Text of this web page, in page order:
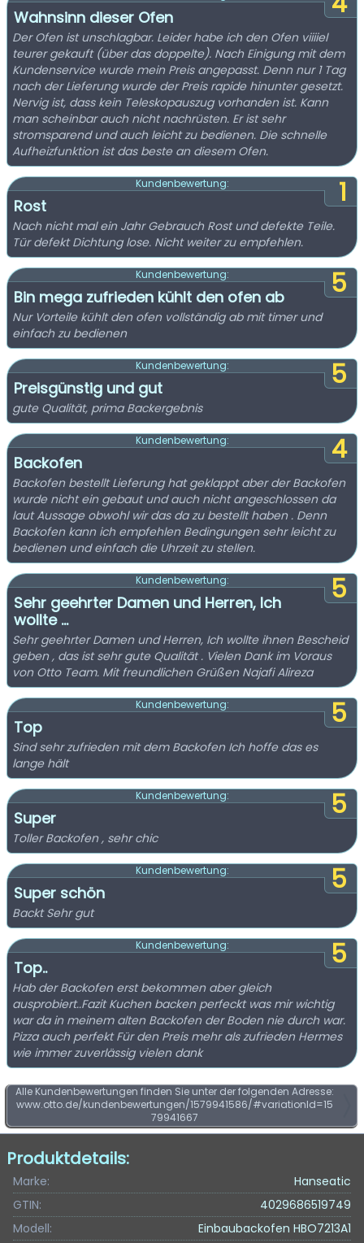
Wahnsinn dieser Ofen
Der Ofen ist unschlagbar. Leider habe ich den Ofen viiiiel
teurer gekauft (über das doppelte). Nach Einigung mit dem
Kundenservice wurde mein Preis angepasst. Denn nur 1 Tag
nach der Lieferung wurde der Preis rapide hinunter gesetzt.
Nervig ist, dass kein Teleskopauszug vorhanden ist. Kann
man scheinbar auch nicht nachrüsten. Er ist sehr
stromsparend und auch leicht zu bedienen. Die schnelle
Aufheizfunktion ist das beste an diesem Ofen.
1
Kundenbewertung:
Rost
Nach nicht mal ein Jahr Gebrauch Rost und defekte Teile.
Tür defekt Dichtung lose. Nicht weiter zu empfehlen.
5
Kundenbewertung:
Bin mega zufrieden kühlt den ofen ab
Nur Vorteile kühlt den ofen vollständig ab mit timer und
einfach zu bedienen
5
Kundenbewertung:
Preisgünstig und gut
gute Qualität, prima Backergebnis
4
Kundenbewertung:
Backofen
Backofen bestellt Lieferung hat geklappt aber der Backofen
wurde nicht ein gebaut und auch nicht angeschlossen da
laut Aussage obwohl wir das da zu bestellt haben . Denn
Backofen kann ich empfehlen Bedingungen sehr leicht zu
bedienen und einfach die Uhrzeit zu stellen.
5
Kundenbewertung:
Sehr geehrter Damen und Herren, Ich
wollte ...
Sehr geehrter Damen und Herren, Ich wollte ihnen Bescheid
geben , das ist sehr gute Qualität . Vielen Dank im Voraus
von Otto Team. Mit freundlichen Grüßen Najafi Alireza
5
Kundenbewertung:
Top
Sind sehr zufrieden mit dem Backofen Ich hoffe das es
lange hält
5
Kundenbewertung:
Super
Toller Backofen , sehr chic
5
Kundenbewertung:
Super schön
Backt Sehr gut
5
Kundenbewertung:
Top..
Hab der Backofen erst bekommen aber gleich
ausprobiert..Fazit Kuchen backen perfeckt was mir wichtig
war da in meinem alten Backofen der Boden nie durch war.
Pizza auch perfekt Für den Preis mehr als zufrieden Hermes
wie immer zuverlässig vielen dank
Alle Kundenbewertungen finden Sie unter der folgenden Adresse:
www.otto.de/kundenbewertungen/1579941586/#variationId=15
79941667
Produktdetails:
Marke:
Hanseatic
GTIN:
4029686519749
Modell:
Einbaubackofen HBO7213A1